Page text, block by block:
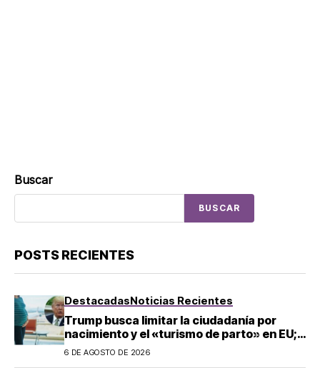
Buscar
BUSCAR
POSTS RECIENTES
DestacadasNoticias Recientes
Trump busca limitar la ciudadanía por
nacimiento y el «turismo de parto» en EU;
¿a quién afecta?
6 DE AGOSTO DE 2026